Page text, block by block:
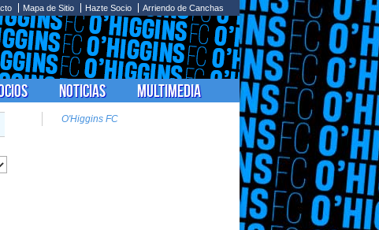
Mapa de Sitio Hazte Socio Arriendo de Canchas
Noticias Multimedia
O'Higgins FC